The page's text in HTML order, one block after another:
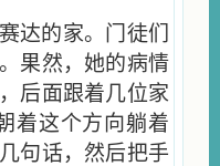
达的家。门徒们
果然，她的病情
后面跟着几位家
着这个方向躺着
句话，然后把手